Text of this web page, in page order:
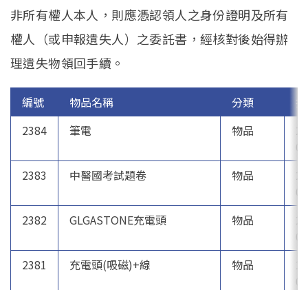
非所有權人本人，則應憑認領人之身份證明及所有
權人（或申報遺失人）之委託書，經核對後始得辦
理遺失物領回手續。
編號 物品名稱 分類
2384
筆電 物品
2383
中醫國考試題卷 物品
2382
GLGASTONE充電頭 物品
2381
充電頭(吸磁)+線 物品